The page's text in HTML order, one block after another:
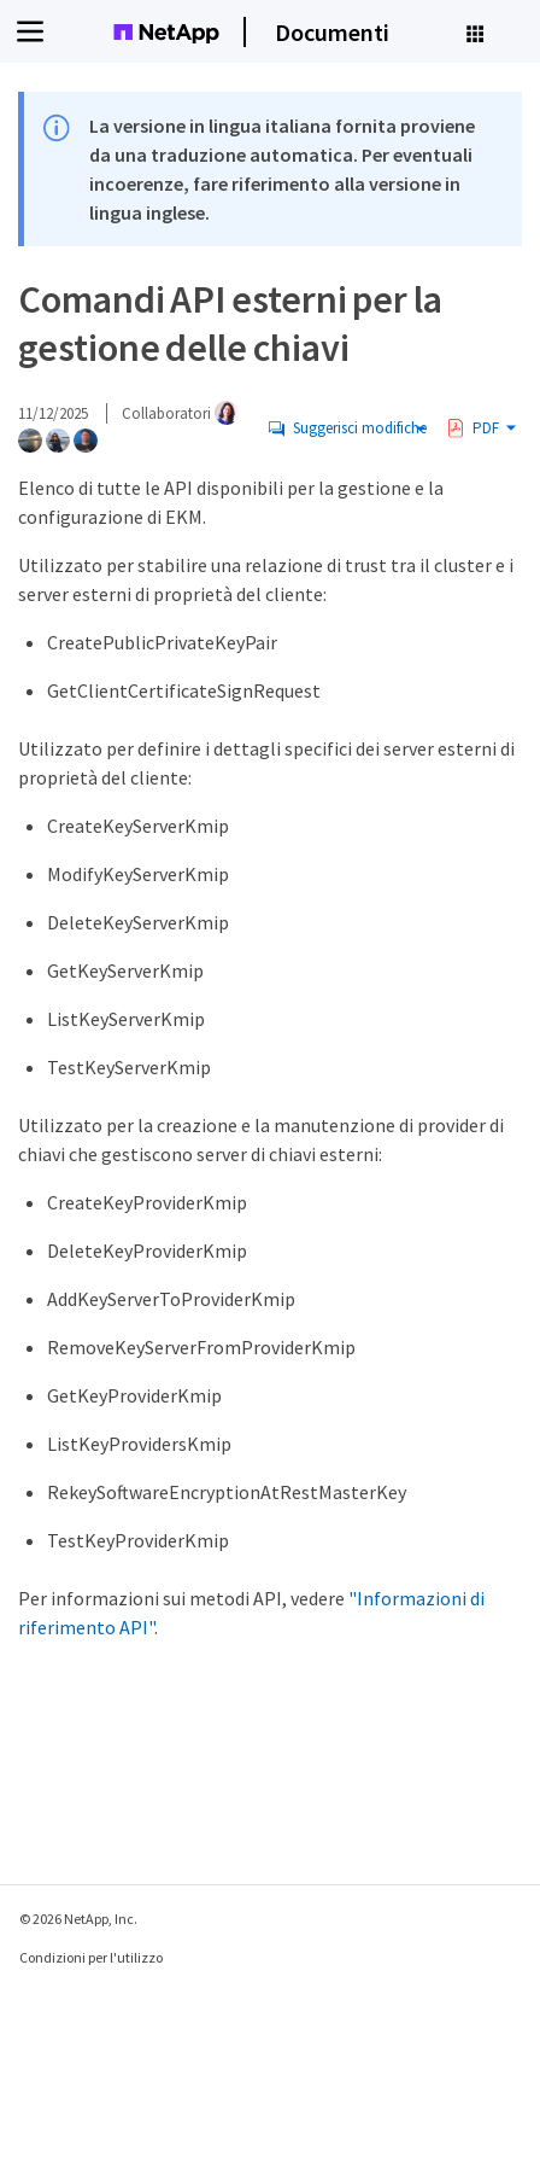
Documenti
La versione in lingua italiana fornita proviene
da una traduzione automatica. Per eventuali
incoerenze, fare riferimento alla versione in
lingua inglese.
Comandi API esterni per la
gestione delle chiavi
11/12/2025 Collaboratori
Suggerisci modifiche PDF
Elenco di tutte le API disponibili per la gestione e la
configurazione di EKM.
Utilizzato per stabilire una relazione di trust tra il cluster e i
server esterni di proprietà del cliente:
CreatePublicPrivateKeyPair
GetClientCertificateSignRequest
Utilizzato per definire i dettagli specifici dei server esterni di
proprietà del cliente:
CreateKeyServerKmip
ModifyKeyServerKmip
DeleteKeyServerKmip
GetKeyServerKmip
ListKeyServerKmip
TestKeyServerKmip
Utilizzato per la creazione e la manutenzione di provider di
chiavi che gestiscono server di chiavi esterni:
CreateKeyProviderKmip
DeleteKeyProviderKmip
AddKeyServerToProviderKmip
RemoveKeyServerFromProviderKmip
GetKeyProviderKmip
ListKeyProvidersKmip
RekeySoftwareEncryptionAtRestMasterKey
TestKeyProviderKmip
Per informazioni sui metodi API, vedere "Informazioni di
riferimento API".
© 2026 NetApp, Inc.
Condizioni per l'utilizzo